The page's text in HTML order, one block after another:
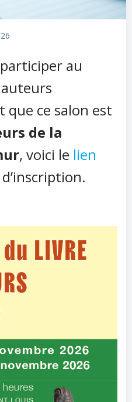
au
que ce salon est
de la
, voici le lien